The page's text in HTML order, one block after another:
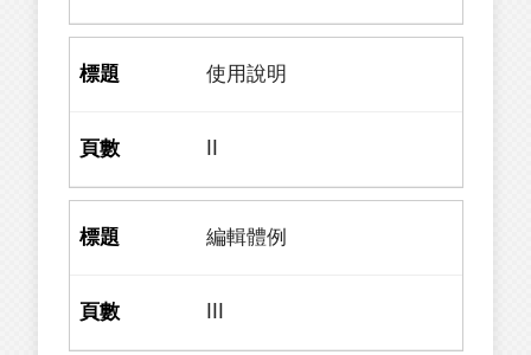
使用說明
編輯體例